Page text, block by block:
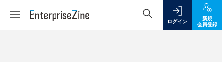
ログイン
新規
会員登録